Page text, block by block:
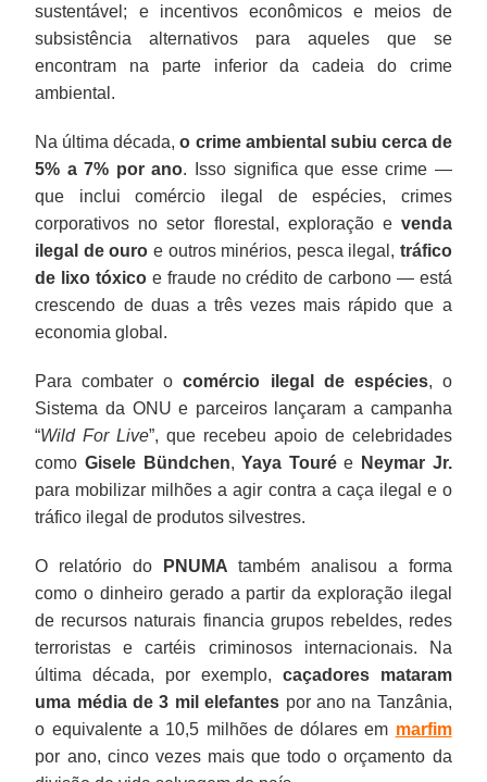
sustentável; e incentivos econômicos e meios de
subsistência alternativos para aqueles que se
encontram na parte inferior da cadeia do crime
ambiental.
Na última década, o crime ambiental subiu cerca de
5% a 7% por ano. Isso significa que esse crime —
que inclui comércio ilegal de espécies, crimes
corporativos no setor florestal, exploração e venda
ilegal de ouro e outros minérios, pesca ilegal, tráfico
de lixo tóxico e fraude no crédito de carbono — está
crescendo de duas a três vezes mais rápido que a
economia global.
Para combater o comércio ilegal de espécies, o
Sistema da ONU e parceiros lançaram a campanha
“Wild For Live”, que recebeu apoio de celebridades
comoGisele Bündchen,Yaya Tourée Neymar Jr.
para mobilizar milhões a agir contra a caça ilegal e o
tráfico ilegal de produtos silvestres.
O relatório do PNUMA também analisou a forma
como o dinheiro gerado a partir da exploração ilegal
de recursos naturais financia grupos rebeldes, redes
terroristas e cartéis criminosos internacionais. Na
última década, por exemplo, caçadores mataram
uma média de 3 mil elefantes por ano na Tanzânia,
o equivalente a 10,5 milhões de dólares em marfim
por ano, cinco vezes mais que todo o orçamento da